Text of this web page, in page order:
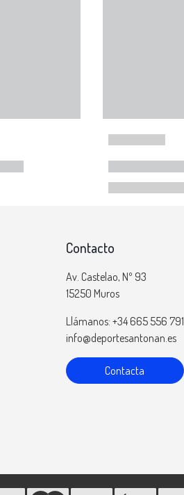
Contacto
Av. Castelao, Nº 93
15250 Muros
Llámanos: +34 665 556 791
info@deportesantonan.es
Contacta